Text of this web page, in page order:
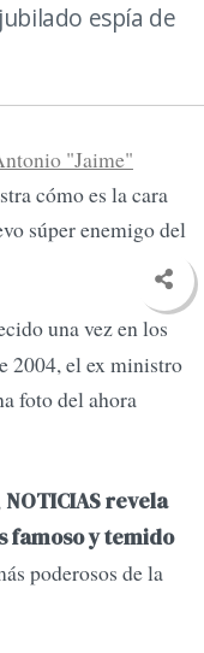
espía de
"Jaime"
cómo es la cara
súper enemigo del
una vez en los
2004, el ex ministro
foto del ahora
NOTICIAS revela
famoso y temido
poderosos de la